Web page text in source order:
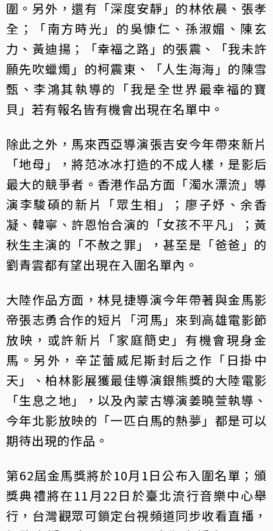
圍。另外，還有「深度安靜」的林依晨、張孝
全；「南方時光」的吳慷仁、孫淑媚、陳玄
力、黃迪揚；「幸福之路」的張震、「我未許
願先吹蠟燭」的柯震東、「人生海海」的陳雪
甄、李鴻其執導的「我是全世界最幸福的寶
貝」若有報名皆有機會出現在名單中。
除此之外，馬來西亞導演張吉安今年帶來新片
「地母」，將范冰冰打造的不成人樣，是影后
最大的競爭者。香港作品方面「濁水漂流」導
演李駿碩的新片「眾生相」；廖子妤、余香
凝、韓寧、許恩怡合演的「女孩不平凡」；黃
秋生主演的「不赦之罪」，甚至是「爸爸」的
劉青雲都有望出現在入圍名單內。
大陸作品方面，林見捷導演今年帶著與金馬影
帝張志勇合作的短片「河馬」來到高雄電影節
放映，或許新片「家庭簡史」有機會現身金
馬。另外，辛芷蕾威尼斯封后之作「日掛中
天」、柏林影展獲最佳導演銀熊獎的大陸電影
「生息之地」，以及內蒙古導演姜曉萱執導、
今年北影放映的「一匹白馬的熱夢」都是可以
期待出現的作品。
第62屆金馬獎將於10月1日公布入圍名單；頒
獎典禮將在11月22日於臺北流行音樂中心舉
行，台灣觀眾可鎖定台視頻道同步收看直播，